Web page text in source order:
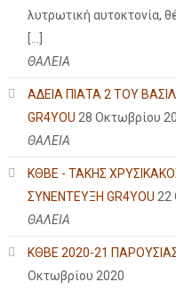
λυτρωτική αυτοκτονία,
ΘΑΛΕΙΑ
ΑΔΕΙΑ ΠΙΑΤΑ 2 ΤΟΥ
GR4YOU 28 Οκτωβρίου
ΘΑΛΕΙΑ
ΚΘΒΕ - ΤΑΚΗΣ
ΣΥΝΕΝΤΕΥΞΗ GR4YOU 22
ΘΑΛΕΙΑ
ΚΘΒΕ 2020-21
Οκτωβρίου 2020